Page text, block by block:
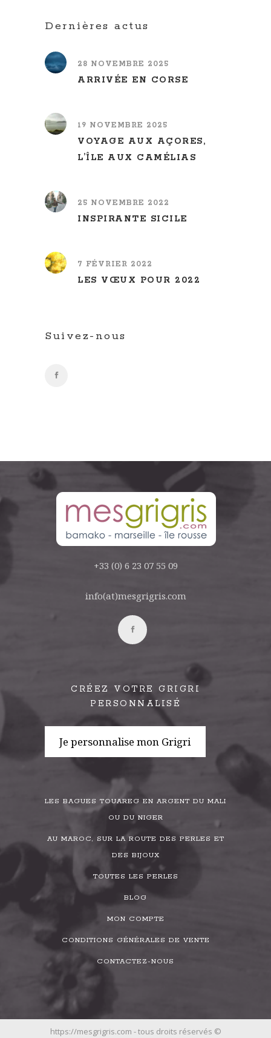
Dernières actus
28 NOVEMBRE 2025
ARRIVÉE EN CORSE
19 NOVEMBRE 2025
VOYAGE AUX AÇORES,
L’ÎLE AUX CAMÉLIAS
25 NOVEMBRE 2022
INSPIRANTE SICILE
7 FÉVRIER 2022
LES VŒUX POUR 2022
Suivez-nous
+33 (0) 6 23 07 55 09
info(at)mesgrigris.com
CRÉEZ VOTRE GRIGRI
PERSONNALISÉ
Je personnalise mon Grigri
LES BAGUES TOUAREG EN ARGENT DU MALI
OU DU NIGER
AU MAROC, SUR LA ROUTE DES PERLES ET
DES BIJOUX
TOUTES LES PERLES
BLOG
MON COMPTE
CONDITIONS GÉNÉRALES DE VENTE
CONTACTEZ-NOUS
https://mesgrigris.com - tous droits réservés ©